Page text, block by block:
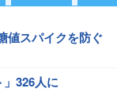
値スパイクを防ぐ
」326人に